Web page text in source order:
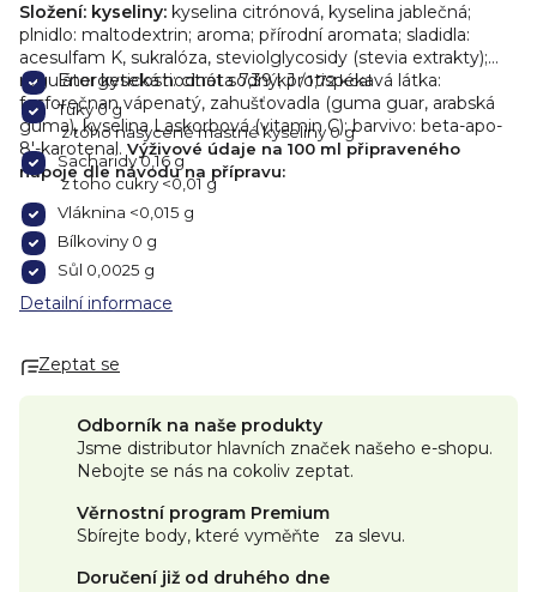
Složení: kyseliny: kyselina citrónová, kyselina jablečná;
plnidlo: maltodextrin; aroma; přírodní aromata; sladidla:
acesulfam K, sukralóza, steviolglycosidy (stevia extrakty);
regulátor kyselosti: citrát sodný; protispékavá látka:
fosforečnan vápenatý, zahušťovadla (guma guar, arabská
guma), kyselina Laskorbová (vitamin C); barvivo: beta-apo-
8'-karotenal. Výživové údaje na 100 ml připraveného
nápoje dle návodu na přípravu:
Energetickáhodnota 7,39 kJ/ 1,72 kcal
Tuky 0 g
z toho nasycené mastné kyseliny 0 g
Sacharidy 0,16 g
z toho cukry <0,01 g
Vláknina <0,015 g
Bílkoviny 0 g
Sůl 0,0025 g
Detailní informace
Zeptat se
Odborník na naše produkty
Jsme distributor hlavních značek našeho e-shopu.
Nebojte se nás na cokoliv zeptat.
Věrnostní program Premium
Sbírejte body, které vyměňte za slevu.
Doručení již od druhého dne